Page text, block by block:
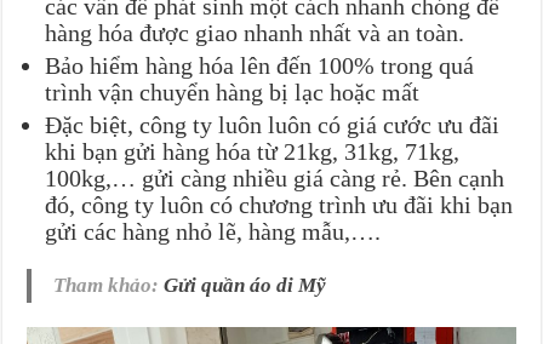
các vấn đề phát sinh một cách nhanh chóng để
hàng hóa được giao nhanh nhất và an toàn.
Bảo hiểm hàng hóa lên đến 100% trong quá
trình vận chuyển hàng bị lạc hoặc mất
Đặc biệt, công ty luôn luôn có giá cước ưu đãi
khi bạn gửi hàng hóa từ 21kg, 31kg, 71kg,
100kg,… gửi càng nhiều giá càng rẻ. Bên cạnh
đó, công ty luôn có chương trình ưu đãi khi bạn
gửi các hàng nhỏ lẽ, hàng mẫu,….
Tham khảo:Gửi quần áo di Mỹ